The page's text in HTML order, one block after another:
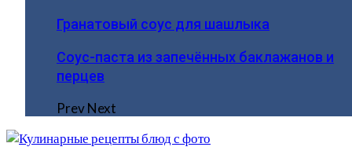
Гранатовый соус для шашлыка
Соус-паста из запечённых баклажанов и
перцев
PrevNext